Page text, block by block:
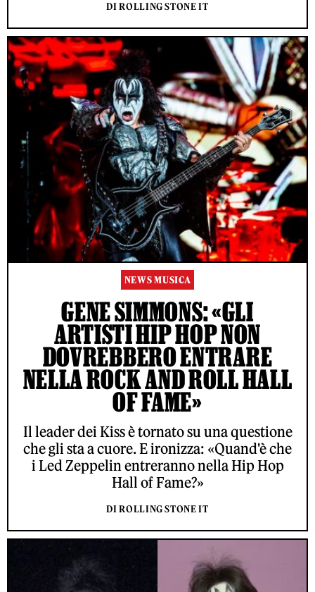
DI ROLLING STONE IT
NEWS MUSICA
GENE SIMMONS: «GLI
ARTISTI HIP HOP NON
DOVREBBERO ENTRARE
NELLA ROCK AND ROLL HALL
OF FAME»
Il leader dei Kiss è tornato su una questione
che gli sta a cuore. E ironizza: «Quand'è che
i Led Zeppelin entreranno nella Hip Hop
Hall of Fame?»
DI ROLLING STONE IT